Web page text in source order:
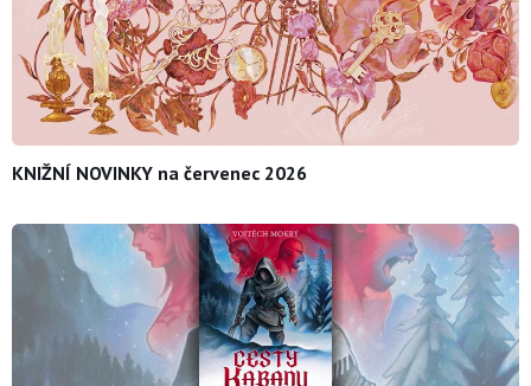
KNIŽNÍ NOVINKY na červenec 2026